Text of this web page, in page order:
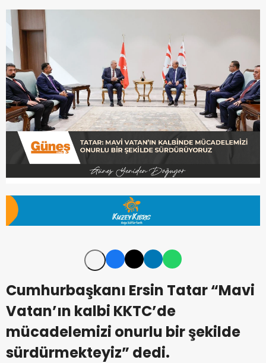
Cumhurbaşkanı Ersin Tatar “Mavi
Vatan’ın kalbi KKTC’de
mücadelemizi onurlu bir şekilde
sürdürmekteyiz” dedi.